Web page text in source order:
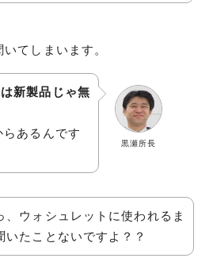
てしまいます。
黒瀬所長
新製品じゃ無
あるんです
、ウォシュレットに使われるま
いたことないですよ？？